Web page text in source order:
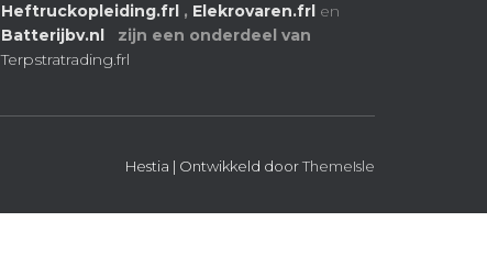
Heftruckopleiding.frl , Elekrovaren.frl en
Batterijbv.nl
zijn een onderdeel van
Terpstratrading.frl
Hestia | Ontwikkeld doorThemeIsle